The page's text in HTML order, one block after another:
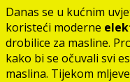
Danas se u kućnim
koristeći moderne
drobilice za masline.
kako bi se očuvali svi
maslina. Tijekom